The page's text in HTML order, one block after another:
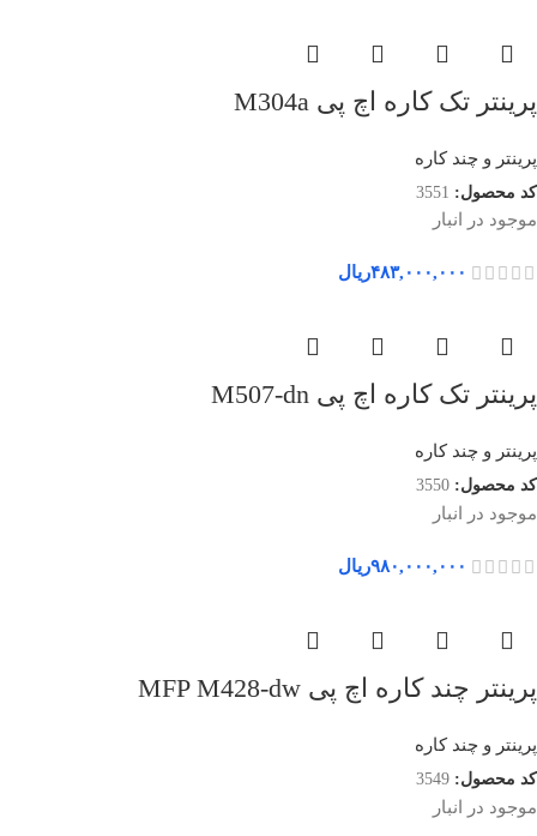
پرینتر تک کاره اچ پی M304a
پرینتر و چند کاره
کد محصول: 3551
موجود در انبار
۴۸۳,۰۰۰,۰۰۰ریال
پرینتر تک کاره اچ پی M507-dn
پرینتر و چند کاره
کد محصول: 3550
موجود در انبار
۹۸۰,۰۰۰,۰۰۰ریال
پرینتر چند کاره اچ پی MFP M428-dw
پرینتر و چند کاره
کد محصول: 3549
موجود در انبار